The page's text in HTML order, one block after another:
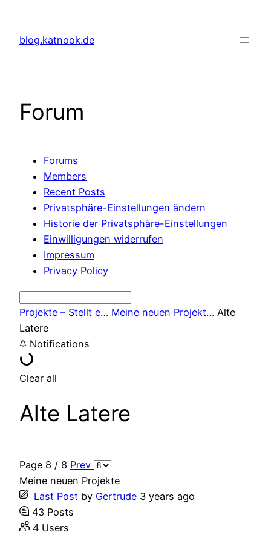
content
blog.katnook.de
Forum
Forums
Members
Recent Posts
Privatsphäre-Einstellungen ändern
Historie der Privatsphäre-Einstellungen
Einwilligungen widerrufen
Impressum
Privacy Policy
Projekte – Stellt e… Meine neuen Projekt… Alte
Latere
Notifications
Clear all
Alte Latere
Page 8 / 8 Prev
Meine neuen Projekte
Last Post by Gertrude 3 years ago
43 Posts
4 Users